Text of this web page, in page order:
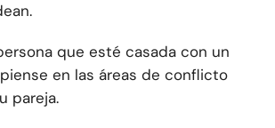
que esté casada con un
en las áreas de conflicto
pareja.